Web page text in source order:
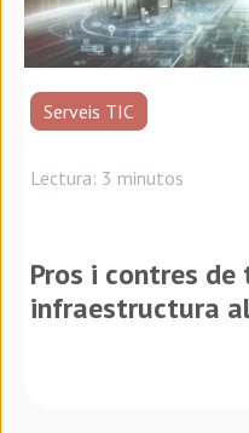
Serveis TIC
Lectura: 3 minutos
Pros i contres
infraestructura